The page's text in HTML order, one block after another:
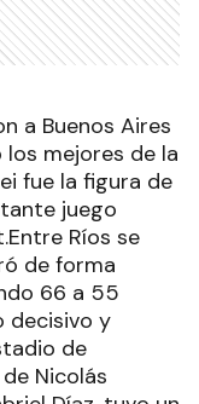
a Buenos Aires
mejores de la
fue la figura de
juego
Ríos se
de forma
66 a 55
decisivo y
de
Nicolás